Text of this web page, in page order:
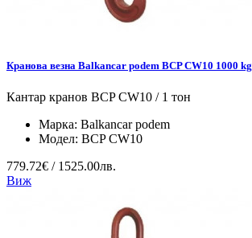
Кранова везна Balkancar podem BCP CW10 1000 kg
Кантар кранов BCP CW10 / 1 тон
Марка: Balkancar podem
Модел: BCP CW10
779.72€ / 1525.00лв.
Виж